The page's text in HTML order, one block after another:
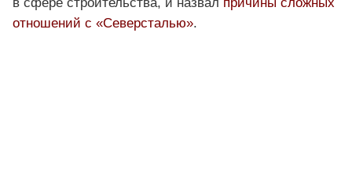
отношений с «Северсталью».